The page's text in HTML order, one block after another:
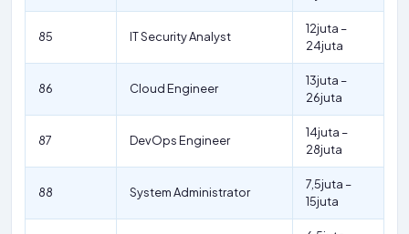
85 IT Security Analyst
12juta –
24juta
86 Cloud Engineer
13juta –
26juta
87 DevOps Engineer
14juta –
28juta
88 System Administrator
7,5juta –
15juta